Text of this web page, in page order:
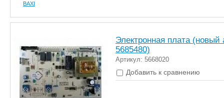
BAXI
Электронная плата (новый
5685480)
Артикул: 5668020
Добавить к сравнению